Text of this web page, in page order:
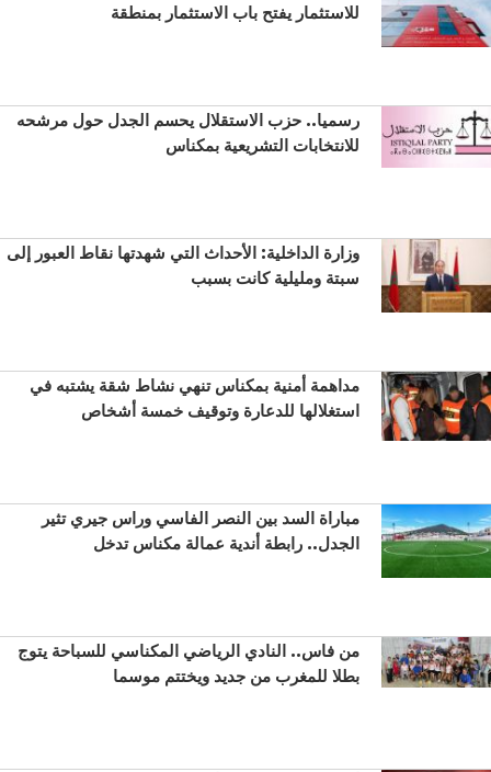
للاستثمار يفتح باب الاستثمار بمنطقة
رسميا.. حزب الاستقلال يحسم الجدل حول مرشحه
للانتخابات التشريعية بمكناس
وزارة الداخلية: الأحداث التي شهدتها نقاط العبور إلى
سبتة ومليلية كانت بسبب
مداهمة أمنية بمكناس تنهي نشاط شقة يشتبه في
استغلالها للدعارة وتوقيف خمسة أشخاص
مباراة السد بين النصر الفاسي وراس جيري تثير
الجدل.. رابطة أندية عمالة مكناس تدخل
من فاس.. النادي الرياضي المكناسي للسباحة يتوج
بطلا للمغرب من جديد ويختتم موسما